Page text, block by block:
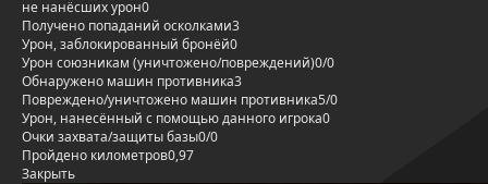
не нанёсших урон0
Получено попаданий осколками3
Урон, заблокированный бронёй0
Урон союзникам (уничтожено/повреждений)0/0
Обнаружено машин противника3
Повреждено/уничтожено машин противника5/0
Урон, нанесённый с помощью данного игрока0
Очки захвата/защиты базы0/0
Пройдено километров0,97
Закрыть